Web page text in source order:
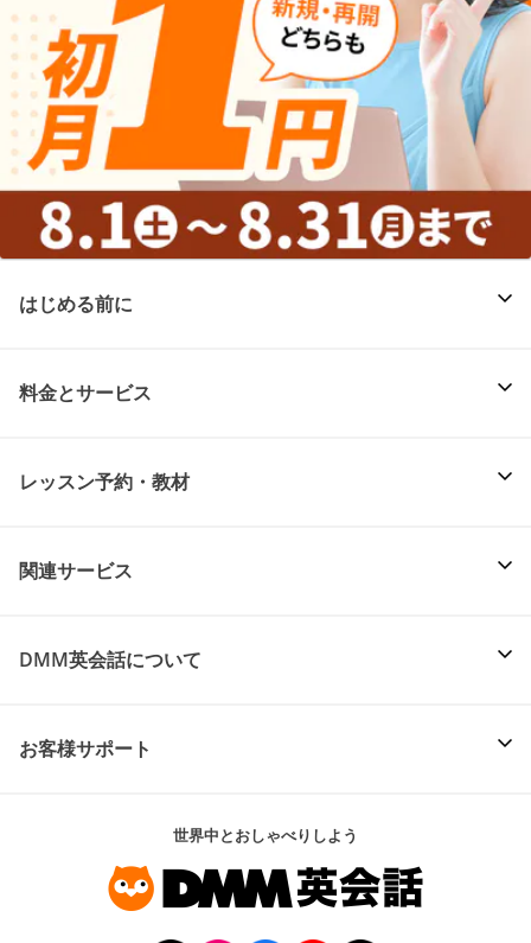
はじめる前に
料金とサービス
レッスン予約・教材
関連サービス
DMM英会話について
お客様サポート
世界中とおしゃべりしよう